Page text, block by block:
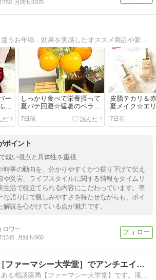
750 月間IN:1970
美容と健康に気を遣うお年頃…効果を実感したオススメ商品や新商品のお試しモニターも楽しみながら参加・紹介しています
ー
わ
しっかり食べて栄養摂って
夏バテ回避☆猛暑のベラン
ダ菜園でも何とか育ってる
7日前
皮脂テカリ＆
夏メイク☆エ
ャンペーン応募
7日前
ポイント
鋭い視点と具体性を重視
時事の動向を、分かりやすくかつ掘り下げて伝え
や災害、ライフスタイルに関する情報をタイムリ
生活で役立てられる内容にこだわっています。専
な語り口で親しみやすさを持たせながらも、ポイ
説を心がけている点が魅力です。
1310 月間IN:960
名古屋の薬局［ファーマシー大学堂］でアンチエイジング！
名古屋市中村区にある相談薬局【ファーマシー大学堂】です。漢方相談・無料エステなど、あなたの健康と美を総合的にサポートいたします！通販も是非ご利用ください。